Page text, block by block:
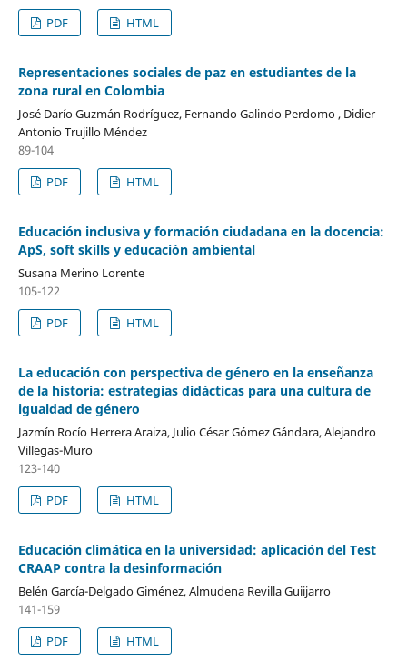
PDF
HTML
Representaciones sociales de paz en estudiantes de la
zona rural en Colombia
José Darío Guzmán Rodríguez, Fernando Galindo Perdomo , Didier
Antonio Trujillo Méndez
89-104
PDF
HTML
Educación inclusiva y formación ciudadana en la docencia:
ApS, soft skills y educación ambiental
Susana Merino Lorente
105-122
PDF
HTML
La educación con perspectiva de género en la enseñanza
de la historia: estrategias didácticas para una cultura de
igualdad de género
Jazmín Rocío Herrera Araiza, Julio César Gómez Gándara, Alejandro
Villegas-Muro
123-140
PDF
HTML
Educación climática en la universidad: aplicación del Test
CRAAP contra la desinformación
Belén García-Delgado Giménez, Almudena Revilla Guiijarro
141-159
PDF
HTML